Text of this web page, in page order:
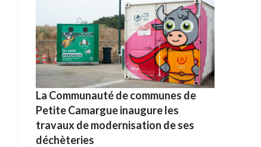
La Communauté de communes de
Petite Camargue inaugure les
travaux de modernisation de ses
déchèteries